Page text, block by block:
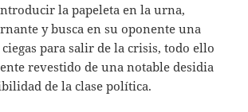
la papeleta en la urna,
y busca en su oponente una
para salir de la crisis, todo ello
revestido de una notable desidia
de la clase política.